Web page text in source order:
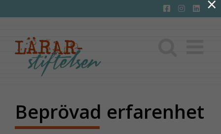
till
innehållet
Beprövad erfarenhet